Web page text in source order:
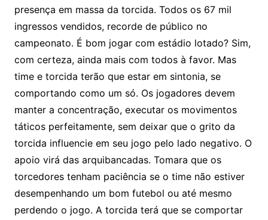
presença em massa da torcida. Todos os 67 mil
ingressos vendidos, recorde de público no
campeonato. É bom jogar com estádio lotado? Sim,
com certeza, ainda mais com todos à favor. Mas
time e torcida terão que estar em sintonia, se
comportando como um só. Os jogadores devem
manter a concentração, executar os movimentos
táticos perfeitamente, sem deixar que o grito da
torcida influencie em seu jogo pelo lado negativo. O
apoio virá das arquibancadas. Tomara que os
torcedores tenham paciência se o time não estiver
desempenhando um bom futebol ou até mesmo
perdendo o jogo. A torcida terá que se comportar